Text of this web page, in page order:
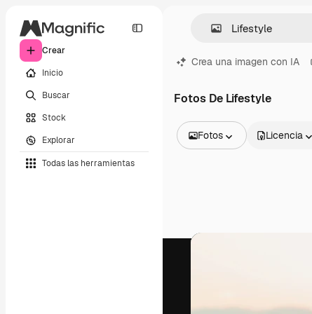
Crear
Inicio
Buscar
Stock
Explorar
Todas las herramientas
Crea una imagen con IA
Fotos De Lifestyle
Fotos
Vídeos
Fuentes
Licencia